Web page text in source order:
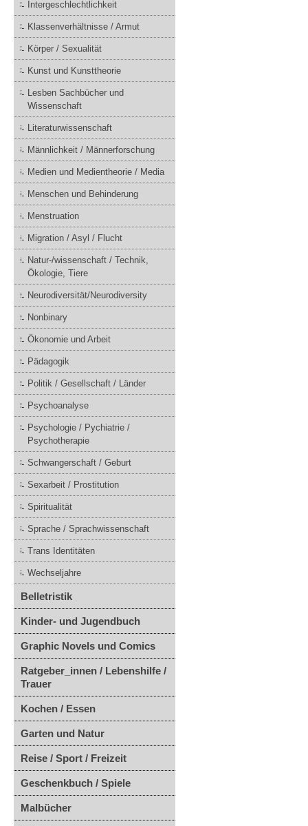
Intergeschlechtlichkeit
Klassenverhältnisse / Armut
Körper / Sexualität
Kunst und Kunsttheorie
Lesben Sachbücher und
Wissenschaft
Literaturwissenschaft
Männlichkeit / Männerforschung
Medien und Medientheorie / Media
Menschen und Behinderung
Menstruation
Migration / Asyl / Flucht
Natur-/wissenschaft / Technik,
Ökologie, Tiere
Neurodiversität/Neurodiversity
Nonbinary
Ökonomie und Arbeit
Pädagogik
Politik / Gesellschaft / Länder
Psychoanalyse
Psychologie / Pychiatrie /
Psychotherapie
Schwangerschaft / Geburt
Sexarbeit / Prostitution
Spiritualität
Sprache / Sprachwissenschaft
Trans Identitäten
Wechseljahre
Belletristik
Kinder- und Jugendbuch
Graphic Novels und Comics
Ratgeber_innen / Lebenshilfe /
Trauer
Kochen / Essen
Garten und Natur
Reise / Sport / Freizeit
Geschenkbuch / Spiele
Malbücher